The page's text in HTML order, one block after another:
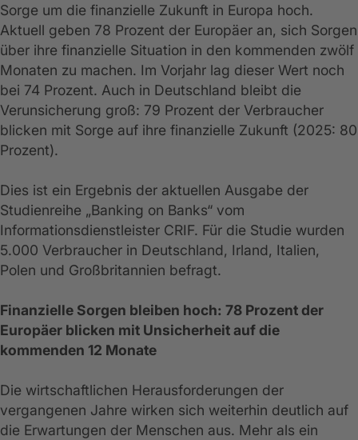
Sorge um die finanzielle Zukunft in Europa hoch.
Aktuell geben 78 Prozent der Europäer an, sich Sorgen
über ihre finanzielle Situation in den kommenden zwölf
Monaten zu machen. Im Vorjahr lag dieser Wert noch
bei 74 Prozent. Auch in Deutschland bleibt die
Verunsicherung groß: 79 Prozent der Verbraucher
blicken mit Sorge auf ihre finanzielle Zukunft (2025: 80
Prozent).
Dies ist ein Ergebnis der aktuellen Ausgabe der
Studienreihe „Banking on Banks“ vom
Informationsdienstleister CRIF. Für die Studie wurden
5.000 Verbraucher in Deutschland, Irland, Italien,
Polen und Großbritannien befragt.
Finanzielle Sorgen bleiben hoch: 78 Prozent der
Europäer blicken mit Unsicherheit auf die
kommenden 12 Monate
Die wirtschaftlichen Herausforderungen der
vergangenen Jahre wirken sich weiterhin deutlich auf
die Erwartungen der Menschen aus. Mehr als ein